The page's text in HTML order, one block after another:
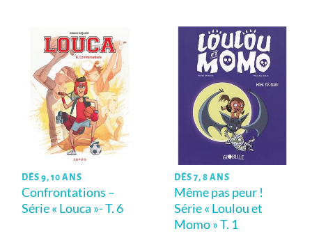
DÈS 9, 10 ANS
Confrontations –
Série « Louca »- T. 6
DÈS 7, 8 ANS
Même pas peur !
Série « Loulou et
Momo » T. 1